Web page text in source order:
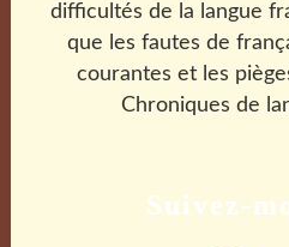
Suivez-
difficultés de la langue
que les fautes de
courantes et les
Chroniques de